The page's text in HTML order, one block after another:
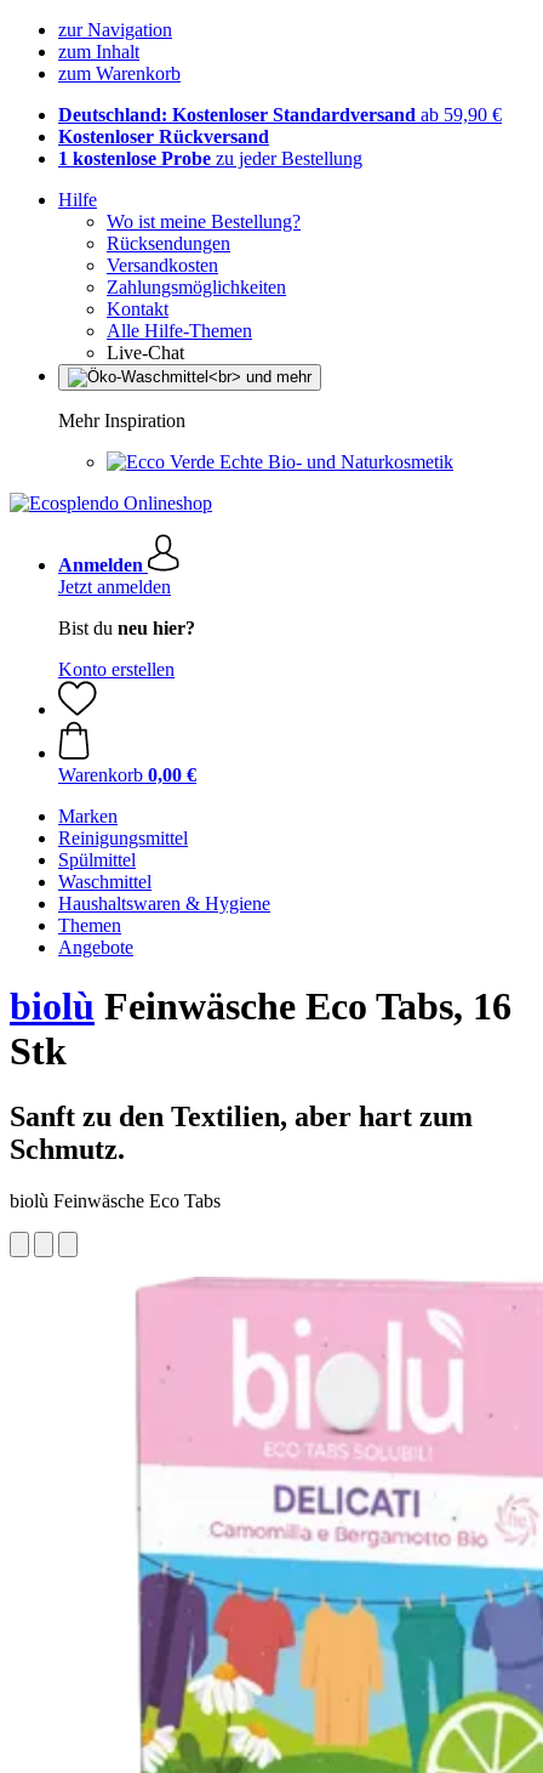
zur Navigation
zum Inhalt
zum Warenkorb
Deutschland: Kostenloser Standardversand ab 59,90 €
Kostenloser Rückversand
1 kostenlose Probe zu jeder Bestellung
Hilfe
Wo ist meine Bestellung?
Rücksendungen
Versandkosten
Zahlungsmöglichkeiten
Kontakt
Alle Hilfe-Themen
Live-Chat
Mehr Inspiration
Echte Bio- und Naturkosmetik
Anmelden
Jetzt anmelden
Bist du neu hier?
Konto erstellen
Warenkorb 0,00 €
Marken
Reinigungsmittel
Spülmittel
Waschmittel
Haushaltswaren & Hygiene
Themen
Angebote
biolù Feinwäsche Eco Tabs, 16
Stk
Sanft zu den Textilien, aber hart zum
Schmutz.
biolù Feinwäsche Eco Tabs